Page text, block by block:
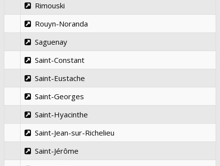
Rimouski
Rouyn-Noranda
Saguenay
Saint-Constant
Saint-Eustache
Saint-Georges
Saint-Hyacinthe
Saint-Jean-sur-Richelieu
Saint-Jérôme